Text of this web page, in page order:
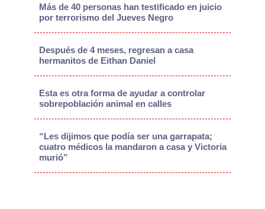
Más de 40 personas han testificado en juicio
por terrorismo del Jueves Negro
Después de 4 meses, regresan a casa
hermanitos de Eithan Daniel
Esta es otra forma de ayudar a controlar
sobrepoblación animal en calles
“Les dijimos que podía ser una garrapata;
cuatro médicos la mandaron a casa y Victoria
murió”